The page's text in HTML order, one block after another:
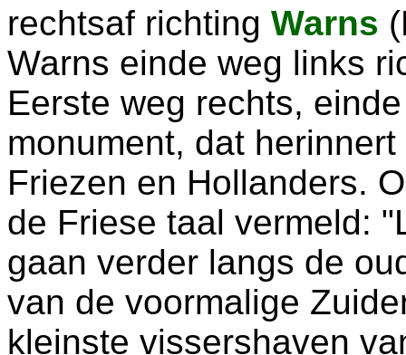
rechtsaf richting Warns
Warns einde weg links
Eerste weg rechts,
monument, dat
Friezen en Hollanders.
de Friese taal vermeld:
gaan verder langs de
van de voormalige
kleinste vissershaven